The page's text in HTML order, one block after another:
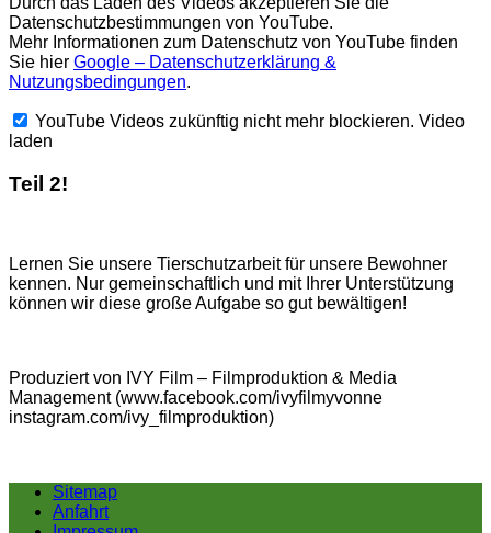
Datenschutzbestimmungen von YouTube.
Mehr Informationen zum Datenschutz von YouTube finden
Sie hier Google – Datenschutzerklärung &
Nutzungsbedingungen.
YouTube Videos zukünftig nicht mehr blockieren. Video
laden
Teil 2!
Lernen Sie unsere Tierschutzarbeit für unsere Bewohner
kennen. Nur gemeinschaftlich und mit Ihrer Unterstützung
können wir diese große Aufgabe so gut bewältigen!
Produziert von IVY Film – Filmproduktion & Media
Management (www.facebook.com/ivyfilmyvonne
instagram.com/ivy_filmproduktion)
Sitemap
Anfahrt